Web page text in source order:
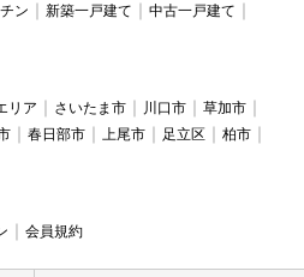
ン 新築一戸建て
中古一戸建て
リア さいたま市 川口市
草加市
春日部市 上尾市 足立区
柏市
会員規約